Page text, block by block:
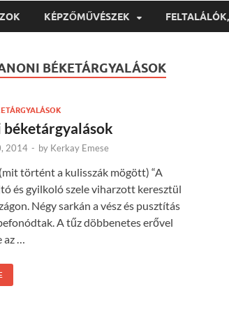
KÉPZŐMŰVÉSZEK
BÉKETÁRGYALÁSOK
2014 - by Kerkay Emese
történt a kulisszák mögött) “A
és gyilkoló szele viharzott keresztül
Négy sarkán a vész és pusztítás
A tűz döbbenetes erővel
…